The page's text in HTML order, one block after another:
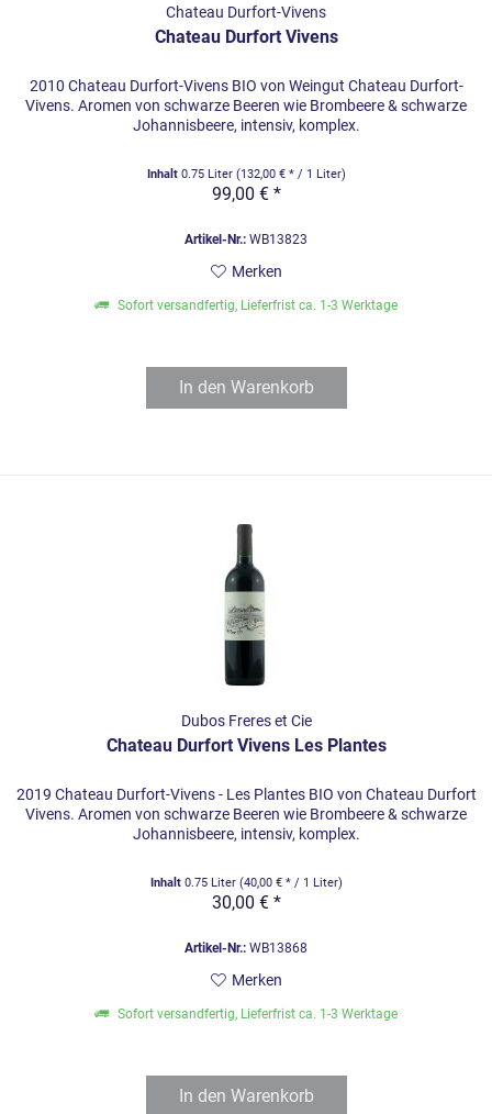
Chateau Durfort-Vivens
Chateau Durfort Vivens
2010 Chateau Durfort-Vivens BIO von Weingut Chateau Durfort-
Vivens. Aromen von schwarze Beeren wie Brombeere & schwarze
Johannisbeere, intensiv, komplex.
Inhalt 0.75 Liter (132,00 € * / 1 Liter)
99,00 € *
Artikel-Nr.: WB13823
Merken
Sofort versandfertig, Lieferfrist ca. 1-3 Werktage
In den Warenkorb
Dubos Freres et Cie
Chateau Durfort Vivens Les Plantes
2019 Chateau Durfort-Vivens - Les Plantes BIO von Chateau Durfort
Vivens. Aromen von schwarze Beeren wie Brombeere & schwarze
Johannisbeere, intensiv, komplex.
Inhalt 0.75 Liter (40,00 € * / 1 Liter)
30,00 € *
Artikel-Nr.: WB13868
Merken
Sofort versandfertig, Lieferfrist ca. 1-3 Werktage
In den Warenkorb